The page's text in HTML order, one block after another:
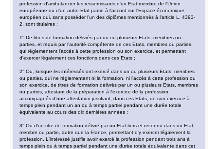
profession d'ambulancier les ressortissants d'un Etat membre de l'Union
européenne ou d'un autre Etat partie à l'accord sur l'Espace économique
européen qui, sans posséder l'un des diplômes mentionnés à l'article L. 4393-
2, sont titulaires :
1° De titres de formation délivrés par un ou plusieurs Etats, membres ou
parties, et requis par l'autorité compétente de ces Etats, membres ou parties,
qui réglementent l'accès à cette profession ou son exercice, et permettant
d'exercer légalement ces fonctions dans ces Etats ;
2° Ou, lorsque les intéressés ont exercé dans un ou plusieurs Etats, membres
ou parties, qui ne réglementent ni la formation, ni l'accès à cette profession ou
son exercice, de titres de formation délivrés par un ou plusieurs Etats, membres
ou parties, attestant de la préparation à l'exercice de la profession,
accompagnés d'une attestation justifiant, dans ces Etats, de son exercice à
temps plein pendant un an ou à temps partiel pendant une durée totale
équivalente au cours des dix dernières années ;
3° Ou d'un titre de formation délivré par un Etat tiers et reconnu dans un Etat,
membre ou partie, autre que la France, permettant d'y exercer légalement la
profession. L'intéressé justifie avoir exercé la profession pendant trois ans à
temps plein ou à temps partiel pendant une durée totale équivalente dans cet